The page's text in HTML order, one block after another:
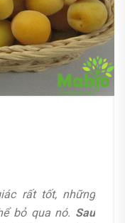
rất tốt, những
bỏ qua nó. Sau